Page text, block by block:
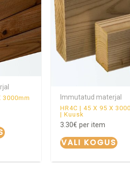
3000mm
Immutatud materjal
HR4C | 45 X 95 X
| Kuusk
3.30€ per item
VALI KOGUS